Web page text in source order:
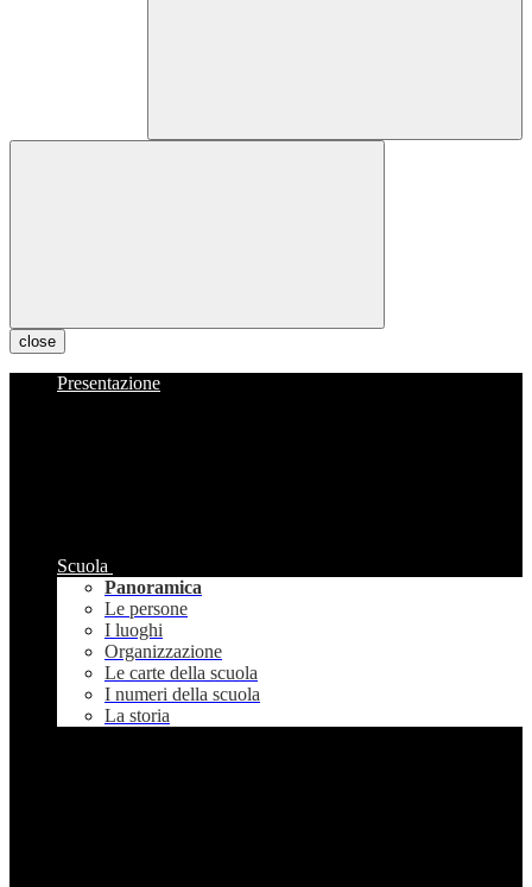
close
Presentazione
Scuola
Panoramica
Le persone
I luoghi
Organizzazione
Le carte della scuola
I numeri della scuola
La storia